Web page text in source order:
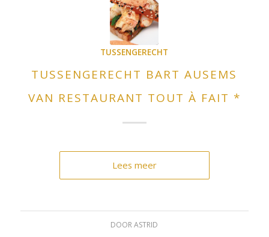
TUSSENGERECHT
TUSSENGERECHT BART AUSEMS
VAN RESTAURANT TOUT À FAIT *
Lees meer
DOORASTRID